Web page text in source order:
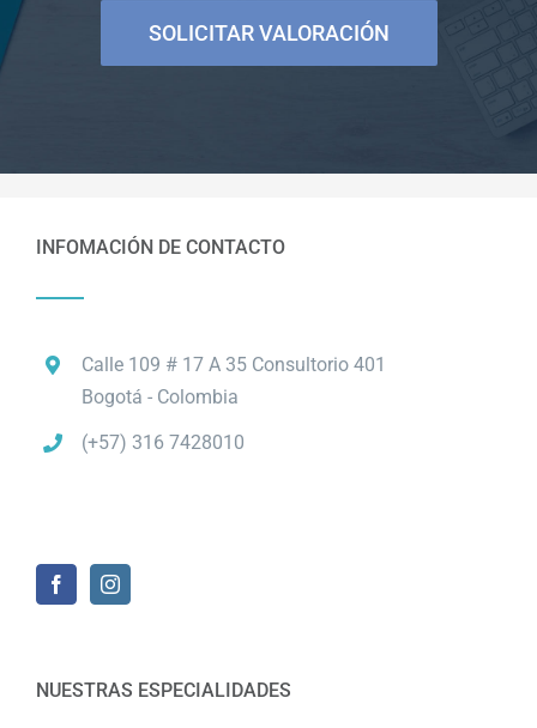
SOLICITAR VALORACIÓN
INFOMACIÓN DE CONTACTO
Calle 109 # 17 A 35 Consultorio 401
Bogotá - Colombia
(+57) 316 7428010
NUESTRAS ESPECIALIDADES